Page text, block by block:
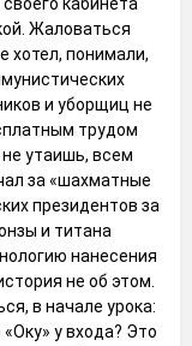
Жаловаться
хотел, понимали,
и уборщиц не
трудом
утаишь, всем
за «шахматные
президентов за
и титана
нанесения
не об этом.
в начале урока:
у входа? Это